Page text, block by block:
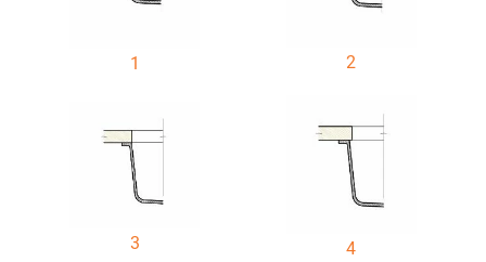
1 2
3 4